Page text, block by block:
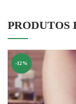
PRODUTOS
-12%